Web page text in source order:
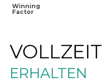
Winning
Factor
VOLLZEIT
ERHALTEN